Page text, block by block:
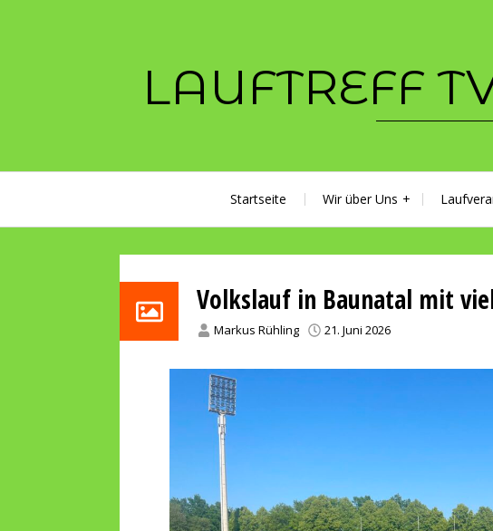
LAUFTREFF
Startseite Wir über Uns
Volkslauf in Baunatal mit
Markus Rühling 21. Juni 2026